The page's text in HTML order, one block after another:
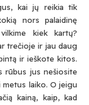
kai jų reikia tik
nors palaidinę
kiek kartų?
trečioje ir jau daug
ir ieškote kitos.
rūbus jus nešiosite
laiko. O jeigu
kainą, kaip, kad